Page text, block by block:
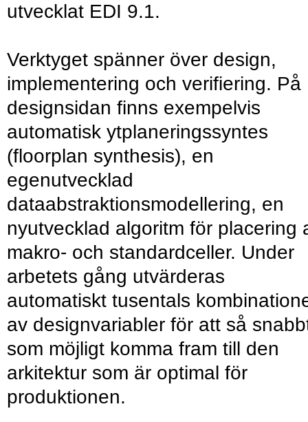
utvecklat EDI 9.1.
Verktyget spänner över design,
implementering och verifiering. På
designsidan finns exempelvis
automatisk ytplaneringssyntes
(floorplan synthesis), en
egenutvecklad
dataabstraktionsmodellering, en
nyutvecklad algoritm för placering
makro- och standardceller. Under
arbetets gång utvärderas
automatiskt tusentals
av designvariabler för att så
som möjligt komma fram till den
arkitektur som är optimal för
produktionen.